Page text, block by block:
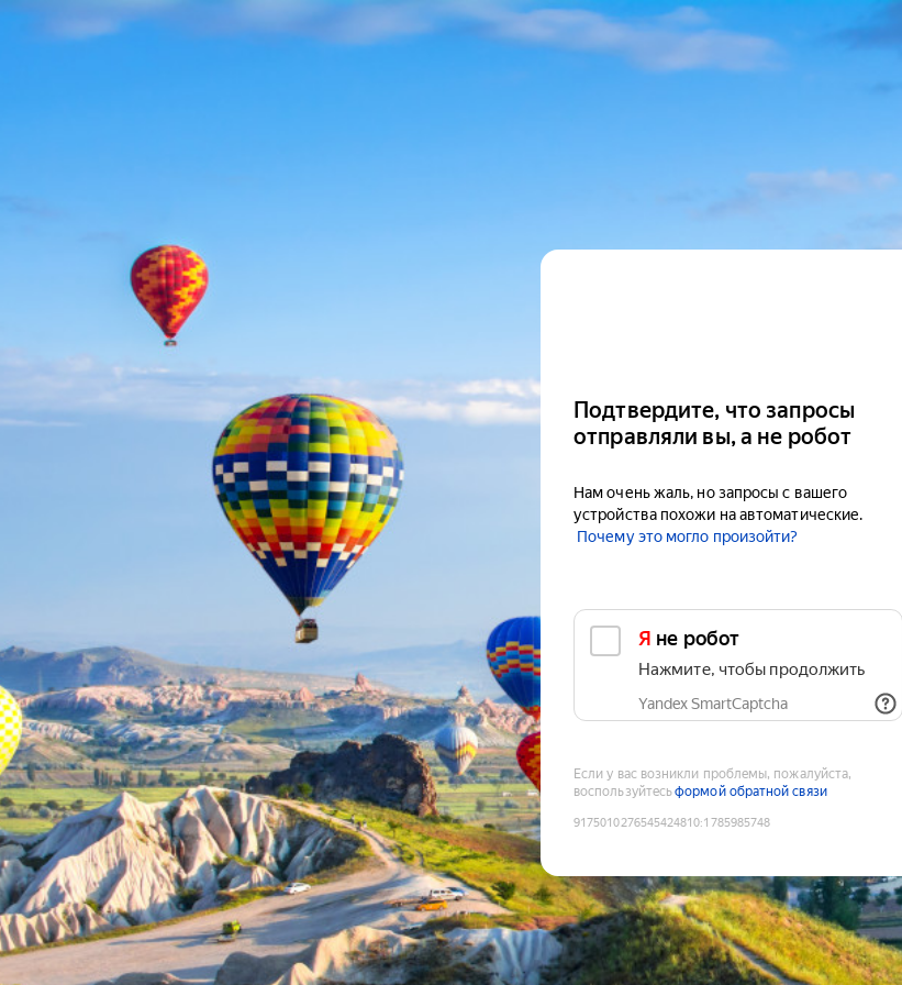
Подтвердите, что запросы
отправляли вы, а не робот
Нам очень жаль, но запросы с вашего
устройства похожи на автоматические.
Почему это могло произойти?
Я не робот
Нажмите, чтобы продолжить
Yandex SmartCaptcha
Если у вас возникли проблемы, пожалуйста,
воспользуйтесьформой обратной связи
9175010276545424810:1785985748